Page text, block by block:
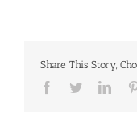
Share This Story,
Facebook
Twitter